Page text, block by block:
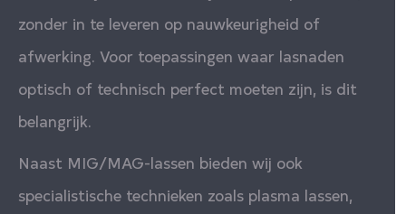
zonder in te leveren op nauwkeurigheid of
afwerking. Voor toepassingen waar lasnaden
optisch of technisch perfect moeten zijn, is dit
belangrijk.
Naast MIG/MAG-lassen bieden wij ook
specialistische technieken zoals plasma lassen,